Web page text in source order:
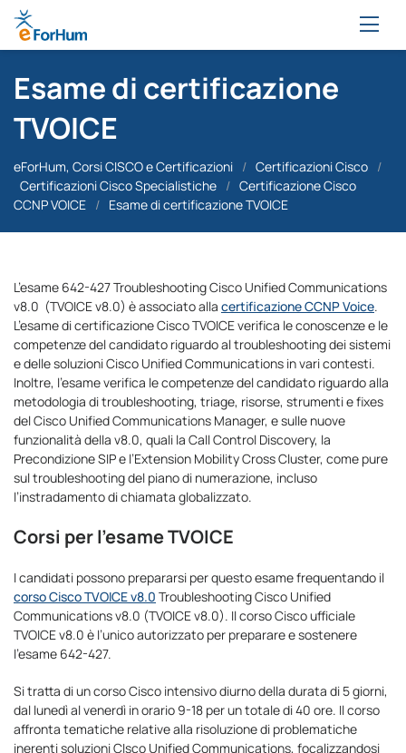
Esame di certificazione
TVOICE
eForHum, Corsi CISCO e Certificazioni / Certificazioni Cisco /
Certificazioni Cisco Specialistiche / Certificazione Cisco
CCNP VOICE / Esame di certificazione TVOICE
L’esame 642-427 Troubleshooting Cisco Unified Communications
v8.0 (TVOICE v8.0) è associato alla certificazione CCNP Voice.
L’esame di certificazione Cisco TVOICE verifica le conoscenze e le
competenze del candidato riguardo al troubleshooting dei sistemi
e delle soluzioni Cisco Unified Communications in vari contesti.
Inoltre, l’esame verifica le competenze del candidato riguardo alla
metodologia di troubleshooting, triage, risorse, strumenti e fixes
del Cisco Unified Communications Manager, e sulle nuove
funzionalità della v8.0, quali la Call Control Discovery, la
Precondizione SIP e l’Extension Mobility Cross Cluster, come pure
sul troubleshooting del piano di numerazione, incluso
l’instradamento di chiamata globalizzato.
Corsi per l’esame TVOICE
I candidati possono prepararsi per questo esame frequentando il
corso Cisco TVOICE v8.0 Troubleshooting Cisco Unified
Communications v8.0 (TVOICE v8.0). Il corso Cisco ufficiale
TVOICE v8.0 è l’unico autorizzato per preparare e sostenere
l’esame 642-427.
Si tratta di un corso Cisco intensivo diurno della durata di 5 giorni,
dal lunedì al venerdì in orario 9-18 per un totale di 40 ore. Il corso
affronta tematiche relative alla risoluzione di problematiche
inerenti soluzioni CIsco Unified Communications, focalizzandosi